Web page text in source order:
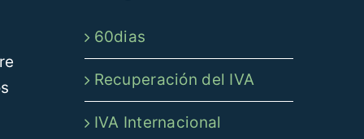
60dias
Recuperación del IVA
IVA Internacional